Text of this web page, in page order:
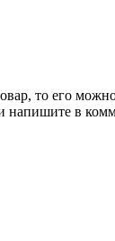
то его
в